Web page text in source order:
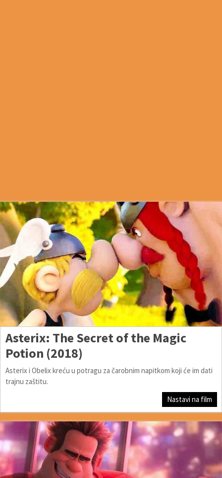
Asterix: The Secret of the Magic
Potion (2018)
Asterix i Obelix kreću u potragu za čarobnim napitkom koji će im dati
trajnu zaštitu.
Nastavi na film